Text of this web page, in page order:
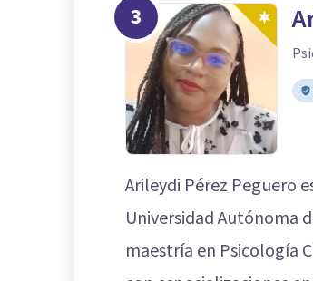
3
Arileydi Pérez Peguero
Universidad Autónoma
maestría en Psicología